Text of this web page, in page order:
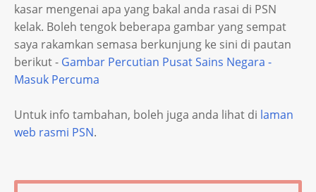
kasar mengenai apa yang bakal anda rasai di PSN
kelak. Boleh tengok beberapa gambar yang sempat
saya rakamkan semasa berkunjung ke sini di pautan
berikut - Gambar Percutian Pusat Sains Negara -
Masuk Percuma
Untuk info tambahan, boleh juga anda lihat di laman
web rasmi PSN.